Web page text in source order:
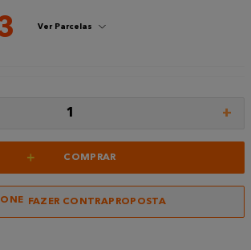
Ver Parcelas
1 +
+ COMPRAR
FAZER CONTRAPROPOSTA